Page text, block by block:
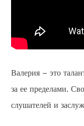
Валерия – это
за ее пределами.
слушателей и